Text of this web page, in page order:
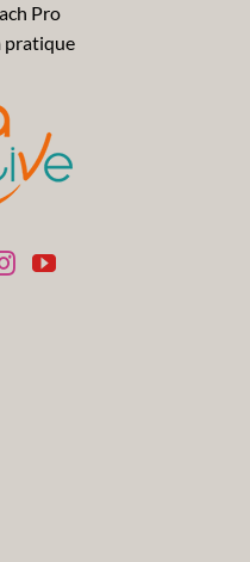
Pro
pratique